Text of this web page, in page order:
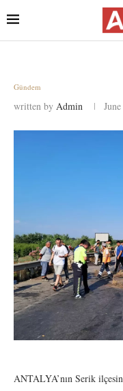
Gündem
written by Admin
ANTALYA’nın Serik